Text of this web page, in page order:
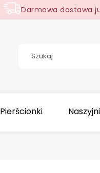
Darmowa dostawa
Pierścionki